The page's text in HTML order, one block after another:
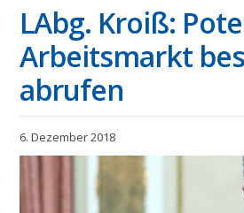
LAbg. Kroiß:
Arbeitsmarkt
abrufen
6. Dezember 2018